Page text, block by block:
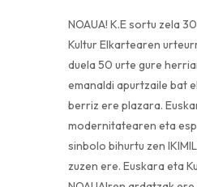
NOAUA! K.E sortu zela
Kultur Elkartearen
duela 50 urte gure
emanaldi apurtzaile bat
berriz ere plazara.
modernitatearen eta
sinbolo bihurtu zen
zuzen ere. Euskara eta